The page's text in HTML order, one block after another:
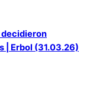
decidieron
| Erbol (31.03.26)